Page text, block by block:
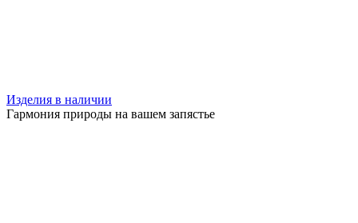
Изделия в наличии
Гармония природы на вашем запястье